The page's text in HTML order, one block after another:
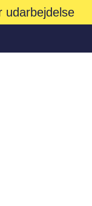
udarbejdelse